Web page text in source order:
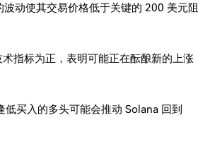
动使其交易价格低于关键的 200 美元阻
指标为正，表明可能正在酝酿新的上涨
买入的多头可能会推动 Solana 回到